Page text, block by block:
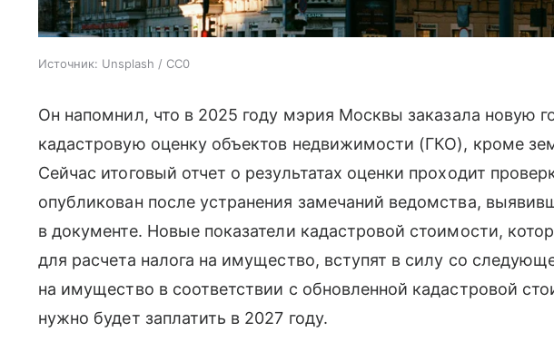
Источник: Unsplash / CC0
Он напомнил, что в 2025 году мэрия Москвы заказала новую
кадастровую оценку объектов недвижимости (ГКО), кроме
Сейчас итоговый отчет о результатах оценки проходит
опубликован после устранения замечаний ведомства,
в документе. Новые показатели кадастровой стоимости,
для расчета налога на имущество, вступят в силу со
на имущество в соответствии с обновленной кадастровой
нужно будет заплатить в 2027 году.